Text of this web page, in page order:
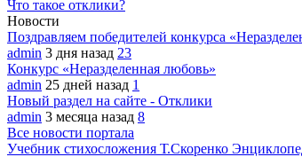
Что такое отклики?
Новости
Поздравляем победителей конкурса
admin 3 дня назад 23
Конкурс «Неразделенная любовь»
admin 25 дней назад 1
Новый раздел на сайте - Отклики
admin 3 месяца назад 8
Все новости портала
Учебник стихосложения Т.Скоренко